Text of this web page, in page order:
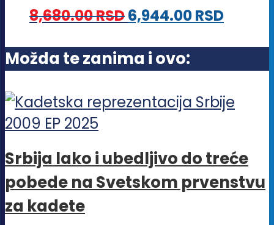
mogu
biti
izabrane
stranici
8,680.00RSD6,944.00RSD
Možda te zanima i ovo:
Srbija lako i ubedljivo do treće
pobede na Svetskom prvenstvu
za kadete